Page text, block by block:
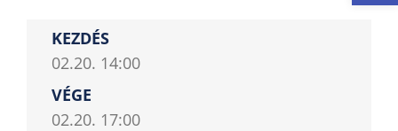
KEZDÉS
02.20. 14:00
VÉGE
02.20. 17:00